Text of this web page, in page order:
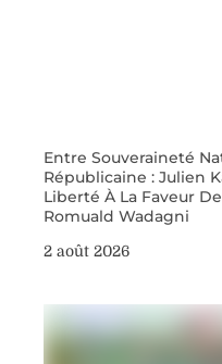
Entre Souveraineté
Républicaine : Julien
Liberté À La Faveur
Romuald Wadagni
2 août 2026